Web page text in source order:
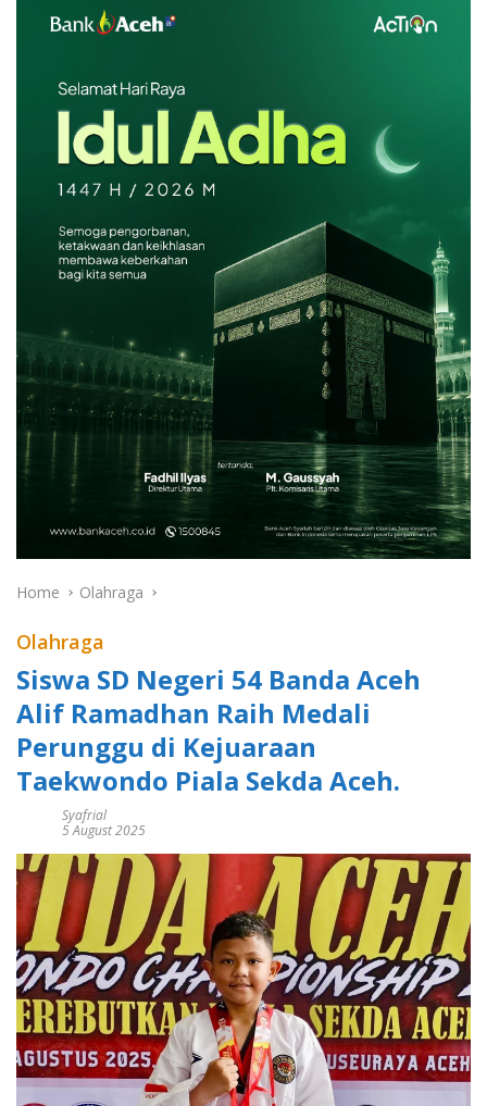
Home Olahraga
Olahraga
Siswa SD Negeri 54 Banda Aceh
Alif Ramadhan Raih Medali
Perunggu di Kejuaraan
Taekwondo Piala Sekda Aceh.
Syafrial
5 August 2025